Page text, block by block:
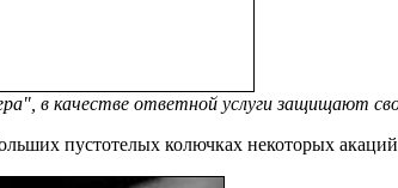
в качестве ответной услуги защищают
пустотелых колючках некоторых